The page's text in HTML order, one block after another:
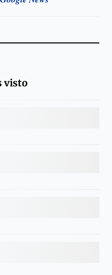
visto